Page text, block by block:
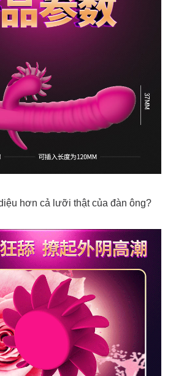
hơn cả lưỡi thật của đàn ông?